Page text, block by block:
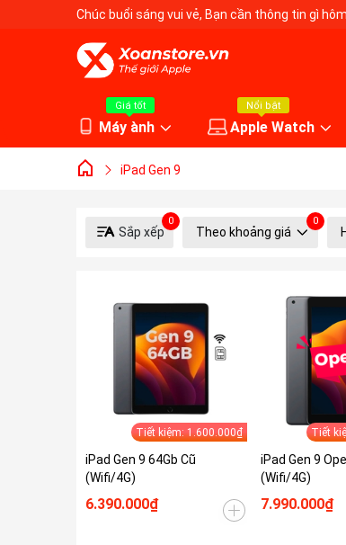
Chúc buổi sáng vui vẻ, Bạn cần thông tin gì
Giá tốt
Máy ành
Nổi bật
Apple Watch
iPad Gen 9
Sắp xếp
0
Theo khoảng giá
0
Tiết kiệm: 1.600.000₫
iPad Gen 9 64Gb Cũ
(Wifi/4G)
6.390.000₫
Tiết
iPad Gen 9
(Wifi/4G)
7.990.000₫